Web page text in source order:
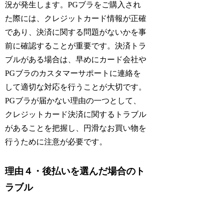
況が発生します。PGブラをご購入され
た際には、クレジットカード情報が正確
であり、決済に関する問題がないかを事
前に確認することが重要です。決済トラ
ブルがある場合は、早めにカード会社や
PGブラのカスタマーサポートに連絡を
して適切な対応を行うことが大切です。
PGブラが届かない理由の一つとして、
クレジットカード決済に関するトラブル
があることを把握し、円滑なお買い物を
行うために注意が必要です。
理由４・後払いを選んだ場合のト
ラブル